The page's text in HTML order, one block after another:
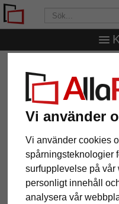
Vi använder
Vi använder cookies
spårningsteknologier
surfupplevelse på vår
personligt innehåll
analysera vår
måttbeställd Chancery
Träram-
Lane